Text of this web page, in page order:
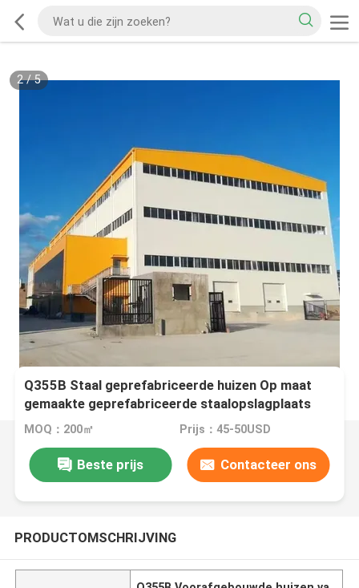
2/5
Q355B Staal geprefabriceerde huizen Op maat
gemaakte geprefabriceerde staalopslagplaats
MOQ：200㎡ Prijs：45-50USD
Beste prijs Contacteer ons
PRODUCTOMSCHRIJVING